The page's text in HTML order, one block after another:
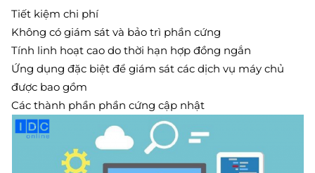
Tiết kiệm chi phí
Không có giám sát và bảo trì phần cứng
Tính linh hoạt cao do thời hạn hợp đồng ngắn
Ứng dụng đặc biệt để giám sát các dịch vụ máy chủ
được bao gồm
Các thành phần phần cứng cập nhật